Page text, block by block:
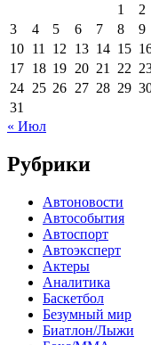
1
2
3
4 5 6 7 8
9
10 11 12 13 14 15
17 18 19 20 21 22
24 25 26 27 28 29
31
« Июл
Рубрики
Автоновости
Автособытия
Автоспорт
Автоэксперт
Актеры
Аналитика
Баскетбол
Безумный мир
Биатлон/Лыжи